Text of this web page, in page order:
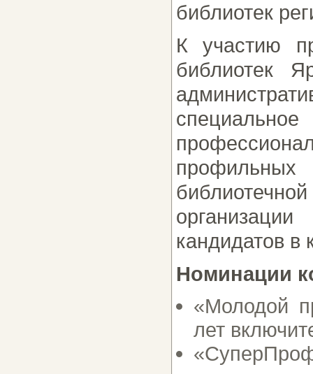
библиотек
К участию
библиотек
кандидатов в
Номинации
«Молодой
лет